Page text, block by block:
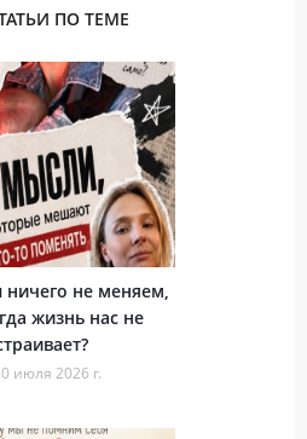
ПО ТЕМЕ
не меняем,
жизнь нас не
июля 2026 г.